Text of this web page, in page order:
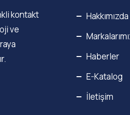
kontakt
ve
Hakkımızda
Haberler
E-Katalog
İletişim